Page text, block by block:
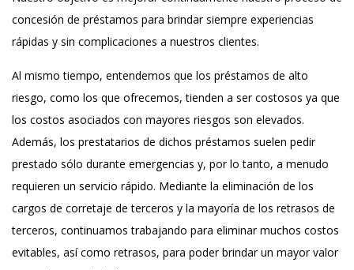
concesión de préstamos para brindar siempre experiencias
rápidas y sin complicaciones a nuestros clientes.
Al mismo tiempo, entendemos que los préstamos de alto
riesgo, como los que ofrecemos, tienden a ser costosos ya que
los costos asociados con mayores riesgos son elevados.
Además, los prestatarios de dichos préstamos suelen pedir
prestado sólo durante emergencias y, por lo tanto, a menudo
requieren un servicio rápido. Mediante la eliminación de los
cargos de corretaje de terceros y la mayoría de los retrasos de
terceros, continuamos trabajando para eliminar muchos costos
evitables, así como retrasos, para poder brindar un mayor valor